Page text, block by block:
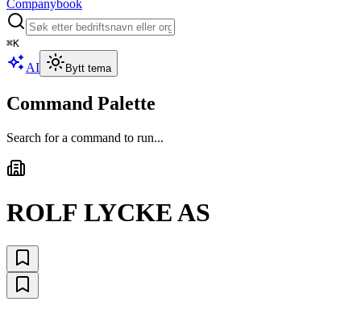
Companybook
⌘K
AI Bytt tema
Command Palette
Search for a command to run...
ROLF LYCKE AS